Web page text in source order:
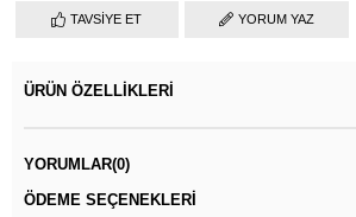
TAVSIYE ET YORUM YAZ
ÜRÜN ÖZELLIKLERI
YORUMLAR(0)
ÖDEME SEÇENEKLERI